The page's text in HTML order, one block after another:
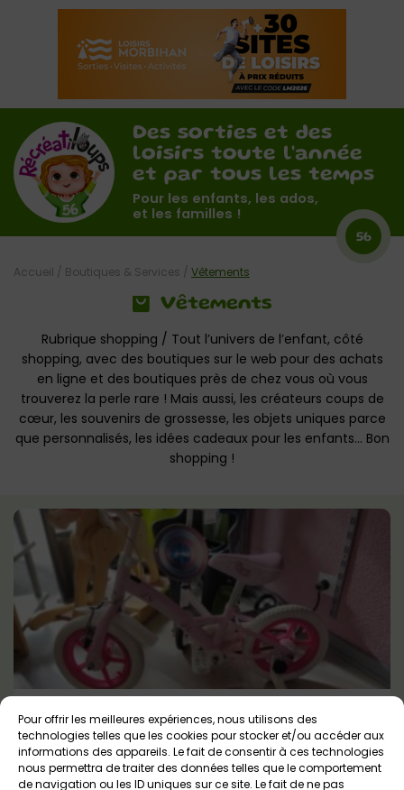
Pour offrir les meilleures expériences, nous utilisons des
technologies telles que les cookies pour stocker et/ou accéder aux
informations des appareils. Le fait de consentir à ces technologies
nous permettra de traiter des données telles que le comportement
de navigation ou les ID uniques sur ce site. Le fait de ne pas
Des sorties et des
loisirs toute l'année
et par tous les temps
Pour les enfants, les ados,
et les familles !
56
Vêtements
Rubrique shopping / Tout l’univers de l’enfant, côté
shopping, avec des boutiques sur le web pour des achats
en ligne et des boutiques près de chez vous où vous
trouverez la perle rare ! Mais aussi, les créateurs coups de
cœur, les souvenirs de grossesse, les objets uniques parce
que personnalisés, les idées cadeaux pour les enfants… Bon
shopping !
Accueil / Boutiques & Services / Vêtements
D’un Môme A L’autre
Auray Tout public